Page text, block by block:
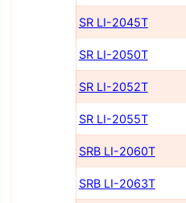
SR LI-2045Т
SR LI-2050Т
SR LI-2052Т
SR LI-2055Т
SRB LI-2060Т
SRB LI-2063Т